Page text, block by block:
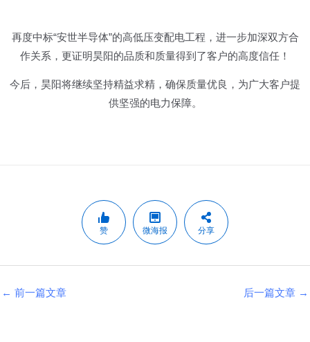
再度中标“安世半导体”的高低压变配电工程，进一步加深双方合
作关系，更证明昊阳的品质和质量得到了客户的高度信任！
今后，昊阳将继续坚持精益求精，确保质量优良，为广大客户提
供坚强的电力保障。
赞 微海报 分享
← 前一篇文章 后一篇文章 →